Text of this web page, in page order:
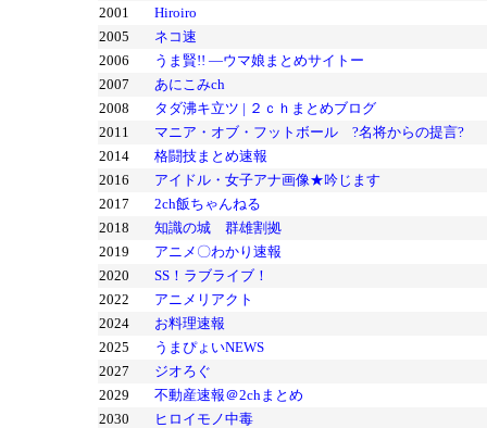
2001
Hiroiro
2005
ネコ速
2006
うま賢!! ―ウマ娘まとめサイトー
2007
あにこみch
2008
タダ沸キ立ツ | ２ｃｈまとめブログ
2011
マニア・オブ・フットボール ?名将からの提言?
2014
格闘技まとめ速報
2016
アイドル・女子アナ画像★吟じます
2017
2ch飯ちゃんねる
2018
知識の城 群雄割拠
2019
アニメ〇わかり速報
2020
SS！ラブライブ！
2022
アニメリアクト
2024
お料理速報
2025
うまぴょいNEWS
2027
ジオろぐ
2029
不動産速報＠2chまとめ
2030
ヒロイモノ中毒